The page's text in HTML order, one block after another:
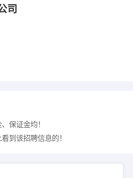
司
保证金均！
看到该招聘信息的！